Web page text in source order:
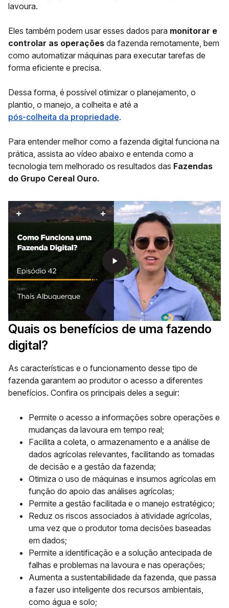
lavoura.
Eles também podem usar esses dados para monitorar e
controlar as operações da fazenda remotamente, bem
como automatizar máquinas para executar tarefas de
forma eficiente e precisa.
Dessa forma, é possível otimizar o planejamento, o
plantio, o manejo, a colheita e até a
pós-colheita da propriedade.
Para entender melhor como a fazenda digital funciona na
prática, assista ao vídeo abaixo e entenda como a
tecnologia tem melhorado os resultados das Fazendas
do Grupo Cereal Ouro.
play_arrow
Quais os benefícios de uma fazendo
digital?
As características e o funcionamento desse tipo de
fazenda garantem ao produtor o acesso a diferentes
benefícios. Confira os principais deles a seguir:
Permite o acesso a informações sobre operações e
mudanças da lavoura em tempo real;
Facilita a coleta, o armazenamento e a análise de
dados agrícolas relevantes, facilitando as tomadas
de decisão e a gestão da fazenda;
Otimiza o uso de máquinas e insumos agrícolas em
função do apoio das análises agrícolas;
Permite a gestão facilitada e o manejo estratégico;
Reduz os riscos associados à atividade agrícolas,
uma vez que o produtor toma decisões baseadas
em dados;
Permite a identificação e a solução antecipada de
falhas e problemas na lavoura e nas operações;
Aumenta a sustentabilidade da fazenda, que passa
a fazer uso inteligente dos recursos ambientais,
como água e solo;